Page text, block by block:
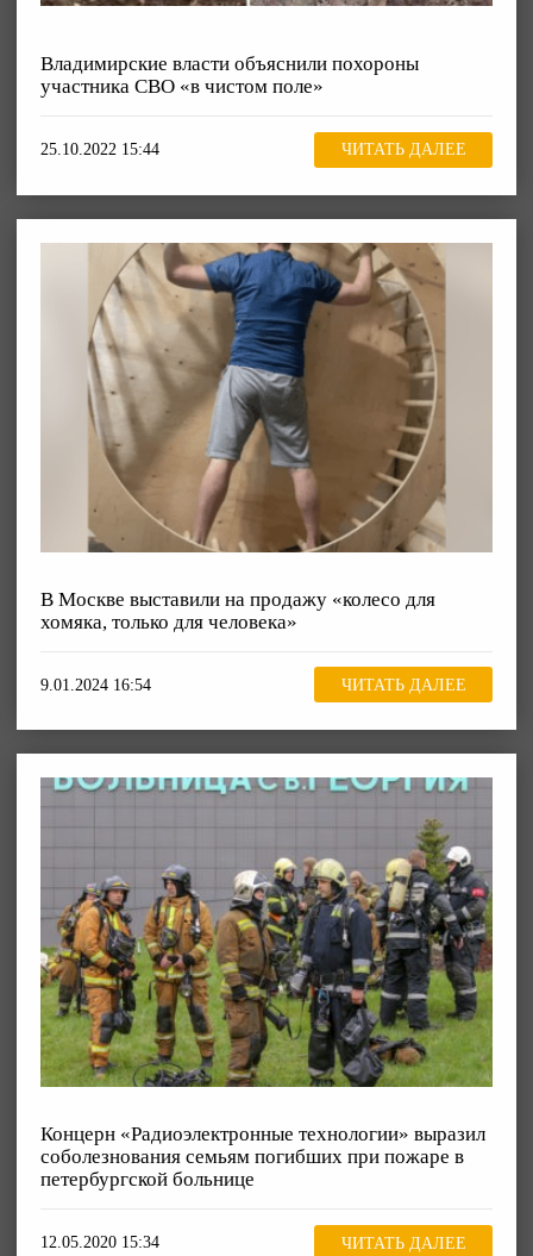
Владимирские власти объяснили похороны
участника СВО «в чистом поле»
25.10.2022 15:44 ЧИТАТЬ ДАЛЕЕ
В Москве выставили на продажу «колесо для
хомяка, только для человека»
9.01.2024 16:54 ЧИТАТЬ ДАЛЕЕ
Концерн «Радиоэлектронные технологии» выразил
соболезнования семьям погибших при пожаре в
петербургской больнице
12.05.2020 15:34 ЧИТАТЬ ДАЛЕЕ